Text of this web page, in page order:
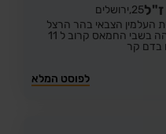
ז"ל25, ירושלים
העלמין הצבאי בהר הרצל
נחטף באזור המסיבה ברעים, שהה בשבי החמאס קרוב ל 11
בדם קר
לפוסט המלא